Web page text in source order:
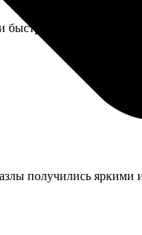
упаковка
получились